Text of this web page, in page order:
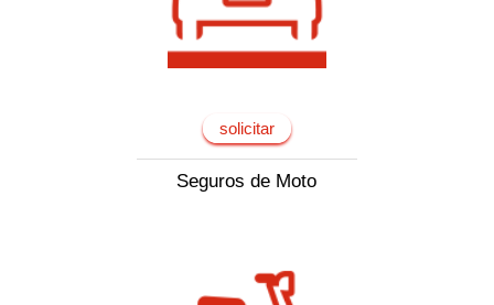
solicitar
Seguros de Moto